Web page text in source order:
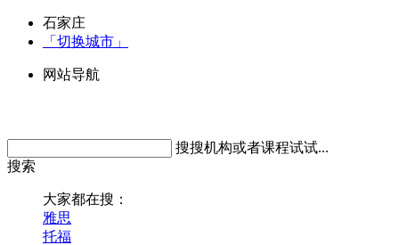
石家庄
「切换城市」
网站导航
搜搜机构或者课程试试...
搜索
大家都在搜：
雅思
托福